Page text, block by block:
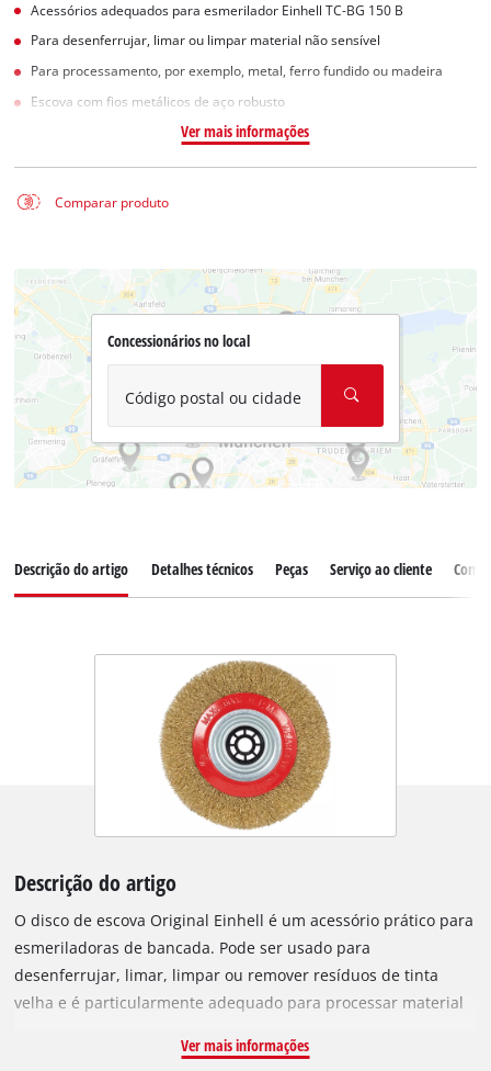
Acessórios adequados para esmerilador Einhell TC-BG 150 B
Para desenferrujar, limar ou limpar material não sensível
Para processamento, por exemplo, metal, ferro fundido ou madeira
Escova com fios metálicos de aço robusto
Ver mais informações
Comparar produto
Concessionários no local
Código postal ou cidade
Descrição do artigo Detalhes técnicos Peças Serviço ao cliente
Descrição do artigo
O disco de escova Original Einhell é um acessório prático para
esmeriladoras de bancada. Pode ser usado para
desenferrujar, limar, limpar ou remover resíduos de tinta
velha e é particularmente adequado para processar material
como para desbastar madeira. Como uma extensão prática, o
Ver mais informações